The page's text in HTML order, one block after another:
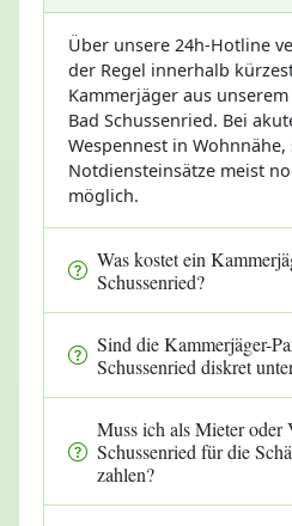
Über unsere 24h-Hotline
der Regel innerhalb
Kammerjäger aus
Bad Schussenried. Bei
Wespennest in Wohnnähe,
Notdiensteinsätze meist
möglich.
Was kostet ein
Schussenried?
Sind die Kammerjäger-
Schussenried diskret
Muss ich als Mieter oder
Schussenried für die
zahlen?